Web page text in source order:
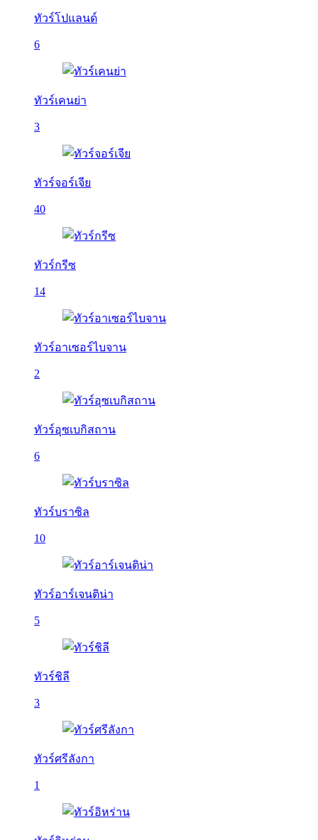
ทัวร์โปแลนด์
6
ทัวร์เคนย่า
3
ทัวร์จอร์เจีย
40
ทัวร์กรีซ
14
ทัวร์อาเซอร์ไบจาน
2
ทัวร์อุซเบกิสถาน
6
ทัวร์บราซิล
10
ทัวร์อาร์เจนติน่า
5
ทัวร์ชิลี
3
ทัวร์ศรีลังกา
1